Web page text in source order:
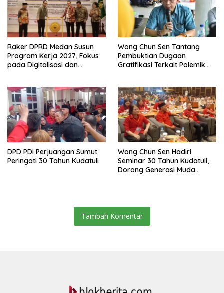
Raker DPRD Medan Susun
Program Kerja 2027, Fokus
pada Digitalisasi dan
Wong Chun Sen Tantang
Pembuktian Dugaan
Gratifikasi Terkait Polemik
DPD PDI Perjuangan Sumut
Peringati 30 Tahun Kudatuli
Wong Chun Sen Hadiri
Seminar 30 Tahun Kudatuli,
Dorong Generasi Muda
Tambah Komentar